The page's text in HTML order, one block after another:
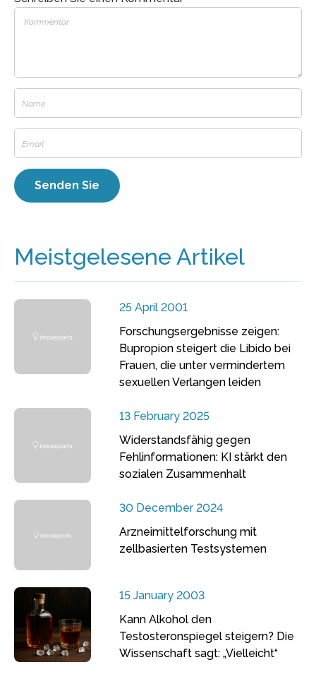
Meistgelesene Artikel
25 April 2001
Forschungsergebnisse zeigen:
Bupropion steigert die Libido bei
Frauen, die unter vermindertem
sexuellen Verlangen leiden
13 February 2025
Widerstandsfähig gegen
Fehlinformationen: KI stärkt den
sozialen Zusammenhalt
30 December 2024
Arzneimittelforschung mit
zellbasierten Testsystemen
15 January 2003
Kann Alkohol den
Testosteronspiegel steigern? Die
Wissenschaft sagt: „Vielleicht“